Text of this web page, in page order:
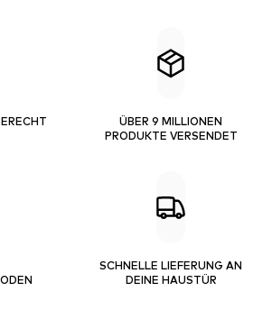
ÜBER 9 MILLIONEN
PRODUKTE VERSENDET
SCHNELLE LIEFERUNG AN
DEINE HAUSTÜR